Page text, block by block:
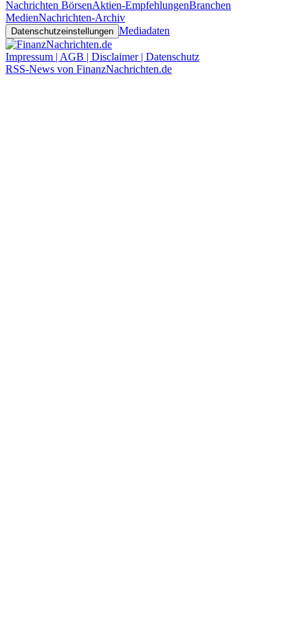
Nachrichten BörsenAktien-EmpfehlungenBranchen
MedienNachrichten-Archiv
Datenschutzeinstellungen Mediadaten
Impressum | AGB | Disclaimer | Datenschutz
RSS-News von FinanzNachrichten.de